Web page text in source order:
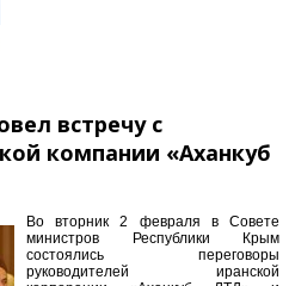
встречу с
компании «Аханкуб
Во вторник 2 февраля в Совете
министров Республики Крым
состоялись переговоры
руководителей иранской